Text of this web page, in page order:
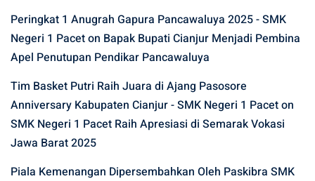
Peringkat 1 Anugrah Gapura Pancawaluya 2025 - SMK
Negeri 1 Paceton Bapak Bupati Cianjur Menjadi Pembina
Apel Penutupan Pendikar Pancawaluya
Tim Basket Putri Raih Juara di Ajang Pasosore
Anniversary Kabupaten Cianjur - SMK Negeri 1 Paceton
SMK Negeri 1 Pacet Raih Apresiasi di Semarak Vokasi
Jawa Barat 2025
Piala Kemenangan Dipersembahkan Oleh Paskibra SMK